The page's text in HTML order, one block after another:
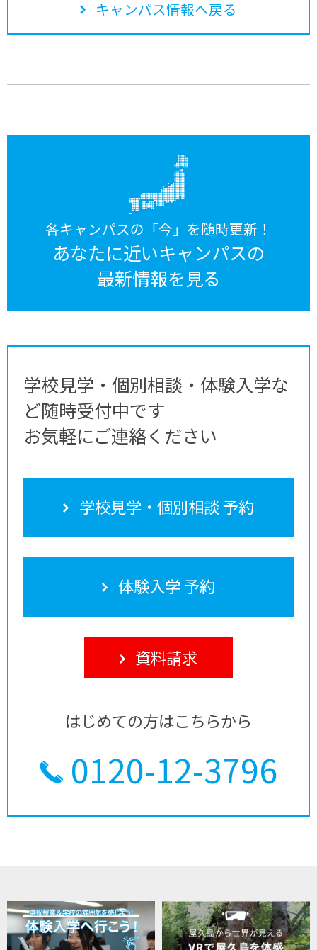
キャンパス情報へ戻る
各キャンパスの「今」を随時更新！
あなたに近いキャンパスの
最新情報を見る
学校見学・個別相談・体験入学な
ど随時受付中です
お気軽にご連絡ください
学校見学・個別相談 予約
体験入学 予約
資料請求
はじめての方はこちらから
0120-12-3796